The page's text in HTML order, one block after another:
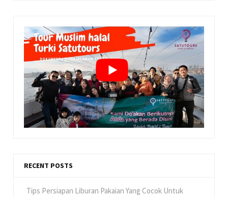
RECENT POSTS
Tips Persiapan Liburan Pakaian Yang Cocok Untuk